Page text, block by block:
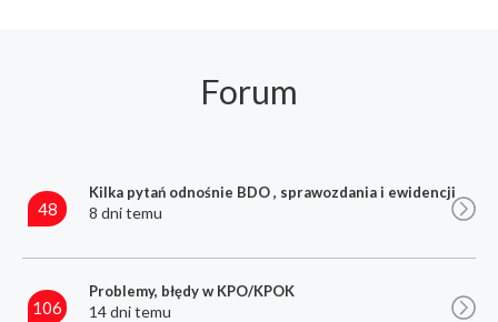
Forum
48
Kilka pytań odnośnie BDO , sprawozdania i ewidencji
8 dni temu
106
Problemy, błędy w KPO/KPOK
14 dni temu